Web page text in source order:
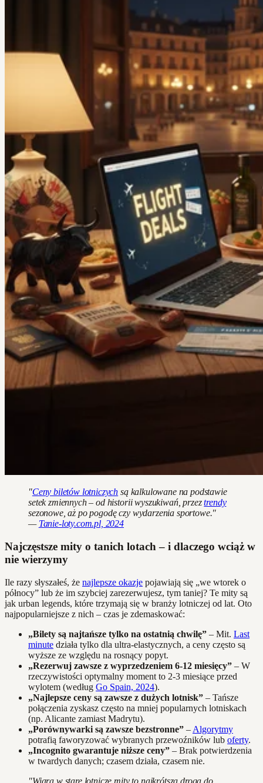
"Ceny biletów lotniczych są kalkulowane na podstawie
setek zmiennych – od historii wyszukiwań, przeztrendy
sezonowe, aż po pogodę czy wydarzenia sportowe."
— Tanie-loty.com.pl, 2024
Najczęstsze mity o tanich lotach – i dlaczego wciąż w
nie wierzymy
Ile razy słyszałeś, że najlepsze okazje pojawiają się „we wtorek o
północy” lub że im szybciej zarezerwujesz, tym taniej? Te mity są
jak urban legends, które trzymają się w branży lotniczej od lat. Oto
najpopularniejsze z nich – czas je zdemaskować:
„Bilety są najtańsze tylko na ostatnią chwilę” – Mit. Last
minute działa tylko dla ultra-elastycznych, a ceny często są
wyższe ze względu na rosnący popyt.
„Rezerwuj zawsze z wyprzedzeniem 6-12 miesięcy” – W
rzeczywistości optymalny moment to 2-3 miesiące przed
wylotem (według Go Spain, 2024).
„Najlepsze ceny są zawsze z dużych lotnisk” – Tańsze
połączenia zyskasz często na mniej popularnych lotniskach
(np. Alicante zamiast Madrytu).
„Porównywarki są zawsze bezstronne” – Algorytmy
potrafią faworyzować wybranych przewoźników lub oferty.
„Incognito gwarantuje niższe ceny” – Brak potwierdzenia
w twardych danych; czasem działa, czasem nie.
"Wiara w stare lotnicze mity to najkrótsza droga do